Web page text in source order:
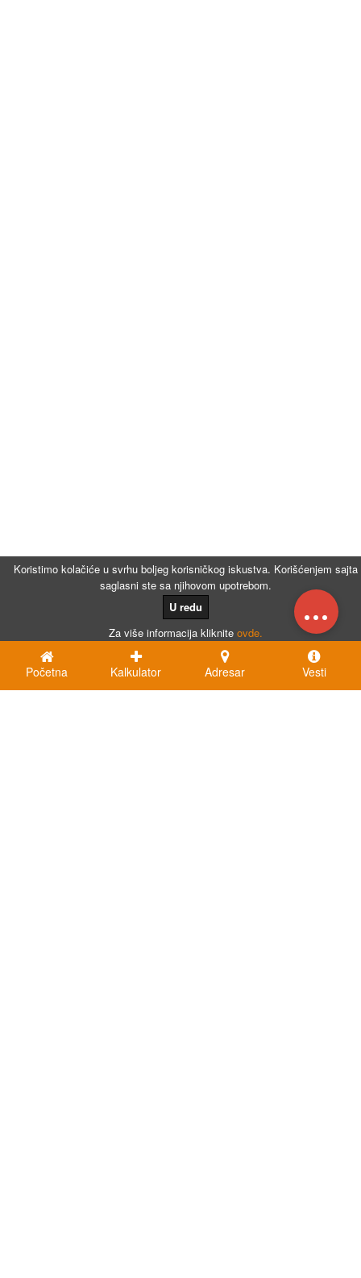
Koristimo kolačiće u svrhu boljeg korisničkog iskustva. Korišćenjem sajta
saglasni ste sa njihovom upotrebom.
U redu
Za više informacija kliknite ovde.
...
Početna Kalkulator Adresar Vesti